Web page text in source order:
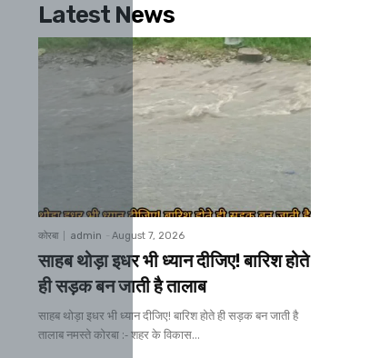
Latest News
कोरबा admin August 7, 2026
साहब थोड़ा इधर भी ध्यान दीजिए! बारिश होते
ही सड़क बन जाती है तालाब
साहब थोड़ा इधर भी ध्यान दीजिए! बारिश होते ही सड़क बन जाती है
तालाब नमस्ते कोरबा :- शहर के विकास...